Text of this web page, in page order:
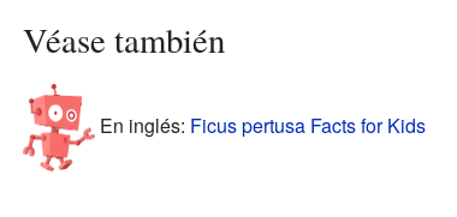
Véase también
En inglés: Ficus pertusa Facts for Kids